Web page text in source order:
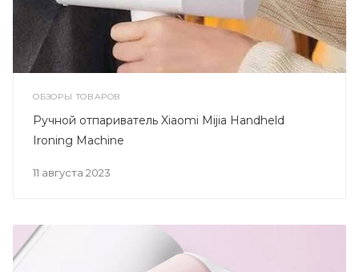
ОБЗОРЫ ТОВАРОВ
11 августа 2023
Ручной отпариватель Xiaomi Mijia Handheld
Ironing Machine